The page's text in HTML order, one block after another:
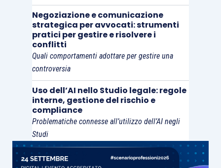
riferimento alle suddette Linee Guida.
Il Consiglio di Stato, al punto 9.1 del parere, si
esprime accentuando maggiormente le intenzioni
che sembrano sottointese dal legislatore con
l’inserimento del nuovo co. 2 bis nell’art. 1 L.
190/2012: “Per quanto concerne le misure
organizzative per la prevenzione della corruzione,
nello schema delle linee guida si afferma che, alla
luce dell’art. 1, comma 2 bis della L. 190/2012,
l’adozione del Modello è “fortemente raccomandata”
Negoziazione e comunicazione
strategica per avvocati: strumenti
pratici per gestire e risolvere i
conflitti
Quali comportamenti adottare per gestire una
controversia
Uso dell’AI nello Studio legale: regole
interne, gestione del rischio e
compliance
Problematiche connesse all’utilizzo dell’AI negli
Studi